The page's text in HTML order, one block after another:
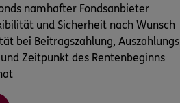
namhafter Fondsanbieter
und Sicherheit nach Wunsch
bei Beitragszahlung,
Zeitpunkt des Rentenbeginns